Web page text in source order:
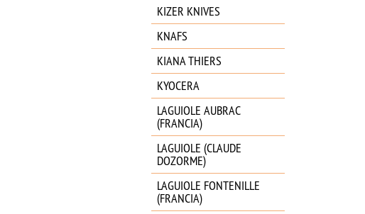
KIZER KNIVES
KNAFS
KIANA THIERS
KYOCERA
LAGUIOLE AUBRAC
(FRANCIA)
LAGUIOLE (CLAUDE
DOZORME)
LAGUIOLE FONTENILLE
(FRANCIA)